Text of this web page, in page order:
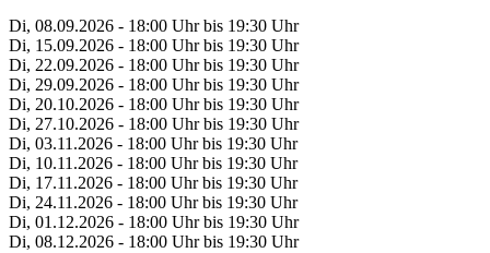
Di, 08.09.2026 - 18:00 Uhr bis 19:30 Uhr
Di, 15.09.2026 - 18:00 Uhr bis 19:30 Uhr
Di, 22.09.2026 - 18:00 Uhr bis 19:30 Uhr
Di, 29.09.2026 - 18:00 Uhr bis 19:30 Uhr
Di, 20.10.2026 - 18:00 Uhr bis 19:30 Uhr
Di, 27.10.2026 - 18:00 Uhr bis 19:30 Uhr
Di, 03.11.2026 - 18:00 Uhr bis 19:30 Uhr
Di, 10.11.2026 - 18:00 Uhr bis 19:30 Uhr
Di, 17.11.2026 - 18:00 Uhr bis 19:30 Uhr
Di, 24.11.2026 - 18:00 Uhr bis 19:30 Uhr
Di, 01.12.2026 - 18:00 Uhr bis 19:30 Uhr
Di, 08.12.2026 - 18:00 Uhr bis 19:30 Uhr